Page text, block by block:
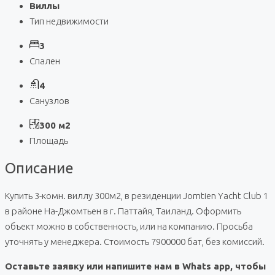
Виллы
Тип недвижимости
3
Спален
4
Санузлов
300 м2
Площадь
Описание
Купить 3-комн. виллу 300м2, в резиденции Jomtien Yacht Club 1
в районе На-Джомтьен в г. Паттайя, Таиланд. Оформить
объект можно в собственность, или на компанию. Просьба
уточнять у менеджера. Стоимость 7900000 бат, без комиссий.
Оставьте заявку или напишите нам в Whats app, чтобы